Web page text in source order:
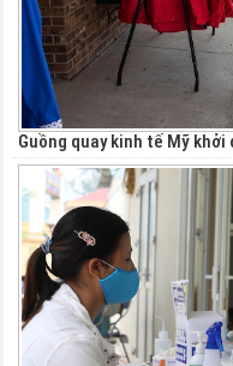
Guồng quay kinh tế Mỹ khởi